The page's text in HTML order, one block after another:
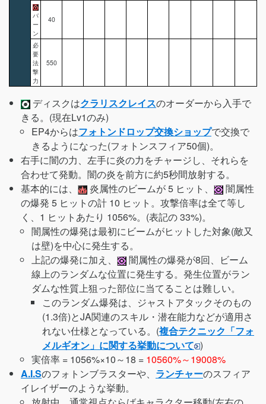
バ
ー
ン
40
必
要
法
撃
力
550
ディスクはクラリスクレイスのオーダーから入手で
きる。(現在Lv1のみ)
EP4からはフォトンドロップ交換ショップで交換で
きるようになった(フォトンスフィア50個)。
右手に闇の力、左手に炎の力をチャージし、それらを
合わせて発動。闇の炎を前方に約5秒間放射する。
基本的には、
炎属性のビームが 5 ヒット、
闇属性
の爆発 5 ヒットの計 10 ヒット。攻撃倍率は全て等し
く、1 ヒットあたり 1056%。(表記の 33%)。
闇属性の爆発は最初にビームがヒットした対象(敵又
は壁)を中心に発生する。
上記の爆発に加え、
闇属性の爆発が8回、ビーム
線上のランダムな位置に発生する。発生位置がラン
ダムな性質上狙った部位に当てることは難しい。
このランダム爆発は、ジャストアタックそのもの
(1.3倍)とJA関連のスキル・潜在能力などが適用さ
れない仕様となっている。(複合テクニック「フォ
メルギオン」に関する挙動について )
実倍率 = 1056%×10～18 = 10560%～19008%
A.I.Sのフォトンブラスターや、 ランチャーのスフィア
イレイザーのような挙動。